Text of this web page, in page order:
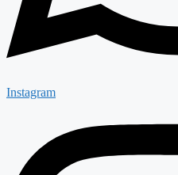
Instagram